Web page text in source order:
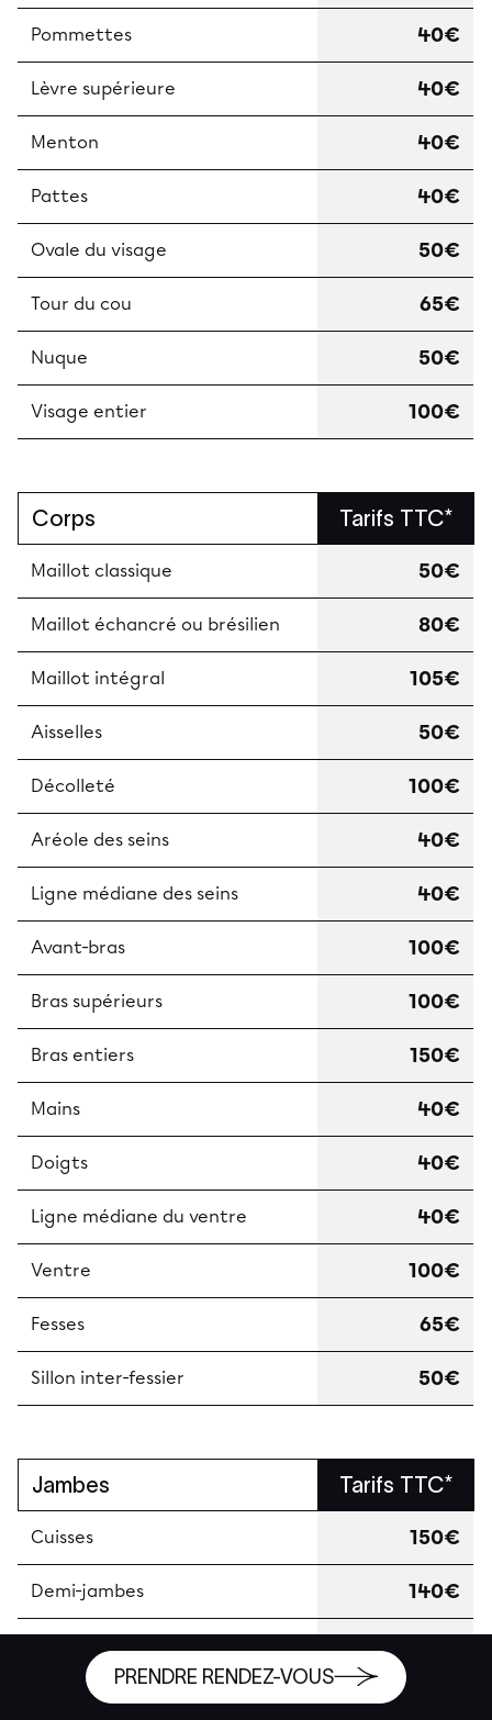
Pommettes 40€
Lèvre supérieure 40€
Menton 40€
Pattes 40€
Ovale du visage 50€
Tour du cou 65€
Nuque 50€
Visage entier 100€
Corps Tarifs TTC*
Maillot classique 50€
Maillot échancré ou brésilien 80€
Maillot intégral 105€
Aisselles 50€
Décolleté 100€
Aréole des seins 40€
Ligne médiane des seins 40€
Avant-bras 100€
Bras supérieurs 100€
Bras entiers 150€
Mains 40€
Doigts 40€
Ligne médiane du ventre 40€
Ventre 100€
Fesses 65€
Sillon inter-fessier 50€
Jambes Tarifs TTC*
Cuisses 150€
Demi-jambes 140€
Jambes complètes
PRENDRE RENDEZ-VOUS